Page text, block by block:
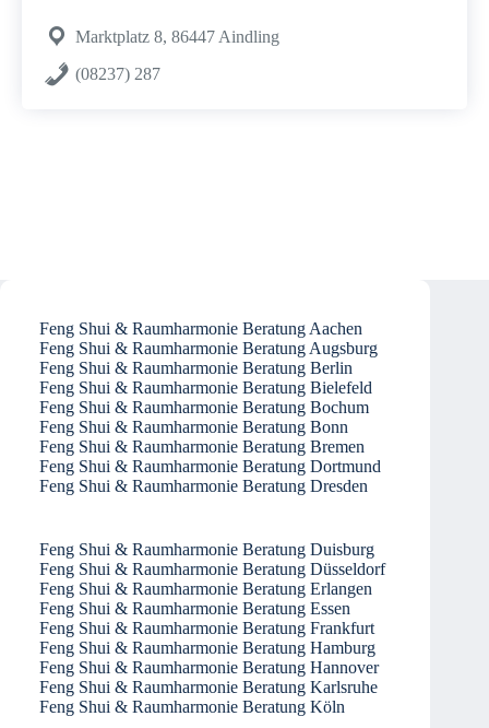
Marktplatz 8, 86447 Aindling
(08237) 287
Feng Shui & Raumharmonie Beratung Aachen
Feng Shui & Raumharmonie Beratung Augsburg
Feng Shui & Raumharmonie Beratung Berlin
Feng Shui & Raumharmonie Beratung Bielefeld
Feng Shui & Raumharmonie Beratung Bochum
Feng Shui & Raumharmonie Beratung Bonn
Feng Shui & Raumharmonie Beratung Bremen
Feng Shui & Raumharmonie Beratung Dortmund
Feng Shui & Raumharmonie Beratung Dresden
Feng Shui & Raumharmonie Beratung Duisburg
Feng Shui & Raumharmonie Beratung Düsseldorf
Feng Shui & Raumharmonie Beratung Erlangen
Feng Shui & Raumharmonie Beratung Essen
Feng Shui & Raumharmonie Beratung Frankfurt
Feng Shui & Raumharmonie Beratung Hamburg
Feng Shui & Raumharmonie Beratung Hannover
Feng Shui & Raumharmonie Beratung Karlsruhe
Feng Shui & Raumharmonie Beratung Köln